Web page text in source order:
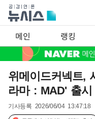
메인 랭킹
위메이드커넥트,
라마 : MAD' 출시
기사등록 2026/06/04 13:47:18